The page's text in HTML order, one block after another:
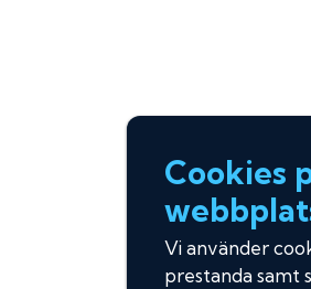
Cookies
Vi använder
prestanda samt